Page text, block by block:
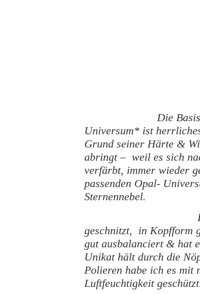
Die
Universum* ist
Grund seiner Härte &
abringt – weil es sich
verfärbt, immer wieder
passenden Opal-
Sternennebel.
geschnitzt, in Kopfform
gut ausbalanciert & hat
Unikat hält durch die
Polieren habe ich es mit
Luftfeuchtigkeit